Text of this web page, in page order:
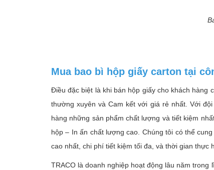
Mua bao bì hộp giấy carton tại
Điều đặc biệt là khi bán hộp giấy cho khách hàng
thường xuyên và Cam kết với giá rẻ nhất. Với
hàng những sản phẩm chất lượng và tiết kiệm
hộp – In ấn chất lượng cao. Chúng tôi có thể
cao nhất, chi phí tiết kiệm tối đa, và thời gian thực
TRACO là doanh nghiệp hoạt động lâu năm